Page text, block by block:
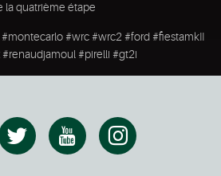
la quatrième étape
#wrc #wrc2 #ford #fiestamkII
#pirelli #gt2i